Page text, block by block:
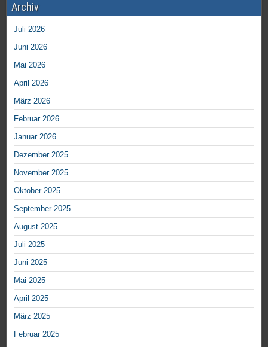
Archiv
Juli 2026
Juni 2026
Mai 2026
April 2026
März 2026
Februar 2026
Januar 2026
Dezember 2025
November 2025
Oktober 2025
September 2025
August 2025
Juli 2025
Juni 2025
Mai 2025
April 2025
März 2025
Februar 2025